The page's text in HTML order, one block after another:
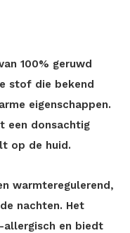
100% geruwd
stof die bekend
eigenschappen.
een donsachtig
op de huid.
warmteregulerend,
nachten. Het
allergisch en biedt